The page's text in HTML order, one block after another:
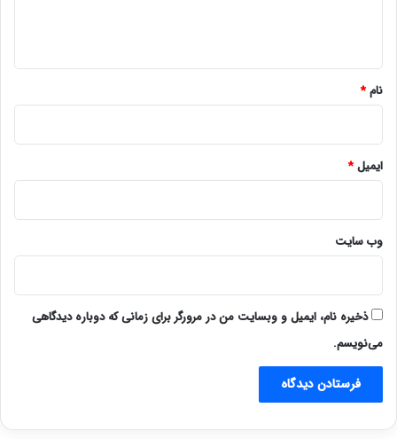
نام*
ایمیل*
وب‌ سایت
ذخیره نام، ایمیل و وبسایت من در مرورگر برای زمانی که دوباره دیدگاهی
می‌نویسم.